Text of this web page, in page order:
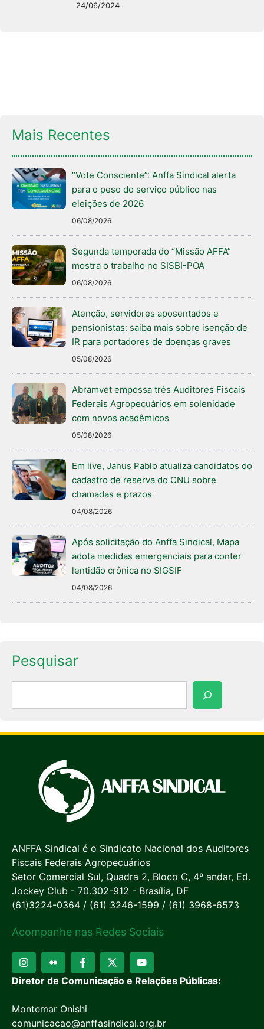
24/06/2024
Mais Recentes
“Vote Consciente”: Anffa Sindical alerta
para o peso do serviço público nas
eleições de 2026
06/08/2026
Segunda temporada do “Missão AFFA”
mostra o trabalho no SISBI-POA
06/08/2026
Atenção, servidores aposentados e
pensionistas: saiba mais sobre isenção de
IR para portadores de doenças graves
05/08/2026
Abramvet empossa três Auditores Fiscais
Federais Agropecuários em solenidade
com novos acadêmicos
05/08/2026
Em live, Janus Pablo atualiza candidatos do
cadastro de reserva do CNU sobre
chamadas e prazos
04/08/2026
Após solicitação do Anffa Sindical, Mapa
adota medidas emergenciais para conter
lentidão crônica no SIGSIF
04/08/2026
Pesquisar
ANFFA Sindical é o Sindicato Nacional dos Auditores
Fiscais Federais Agropecuários
Setor Comercial Sul, Quadra 2, Bloco C, 4º andar, Ed.
Jockey Club - 70.302-912 - Brasília, DF
(61)3224-0364 / (61) 3246-1599 / (61) 3968-6573
Acompanhe nas Redes Sociais
Diretor de Comunicação e Relações Públicas:
Montemar Onishi
comunicacao@anffasindical.org.br